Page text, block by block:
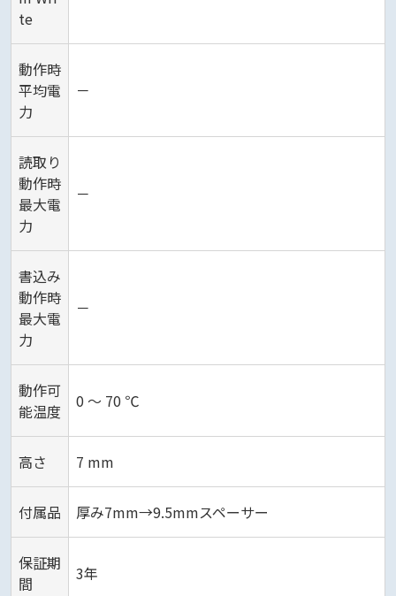
te
動作時
平均電
力
－
読取り
動作時
最大電
力
－
書込み
動作時
最大電
力
－
動作可
能温度
0 ～ 70 ℃
高さ 7 mm
付属品 厚み7mm→9.5mmスペーサー
保証期
間
3年